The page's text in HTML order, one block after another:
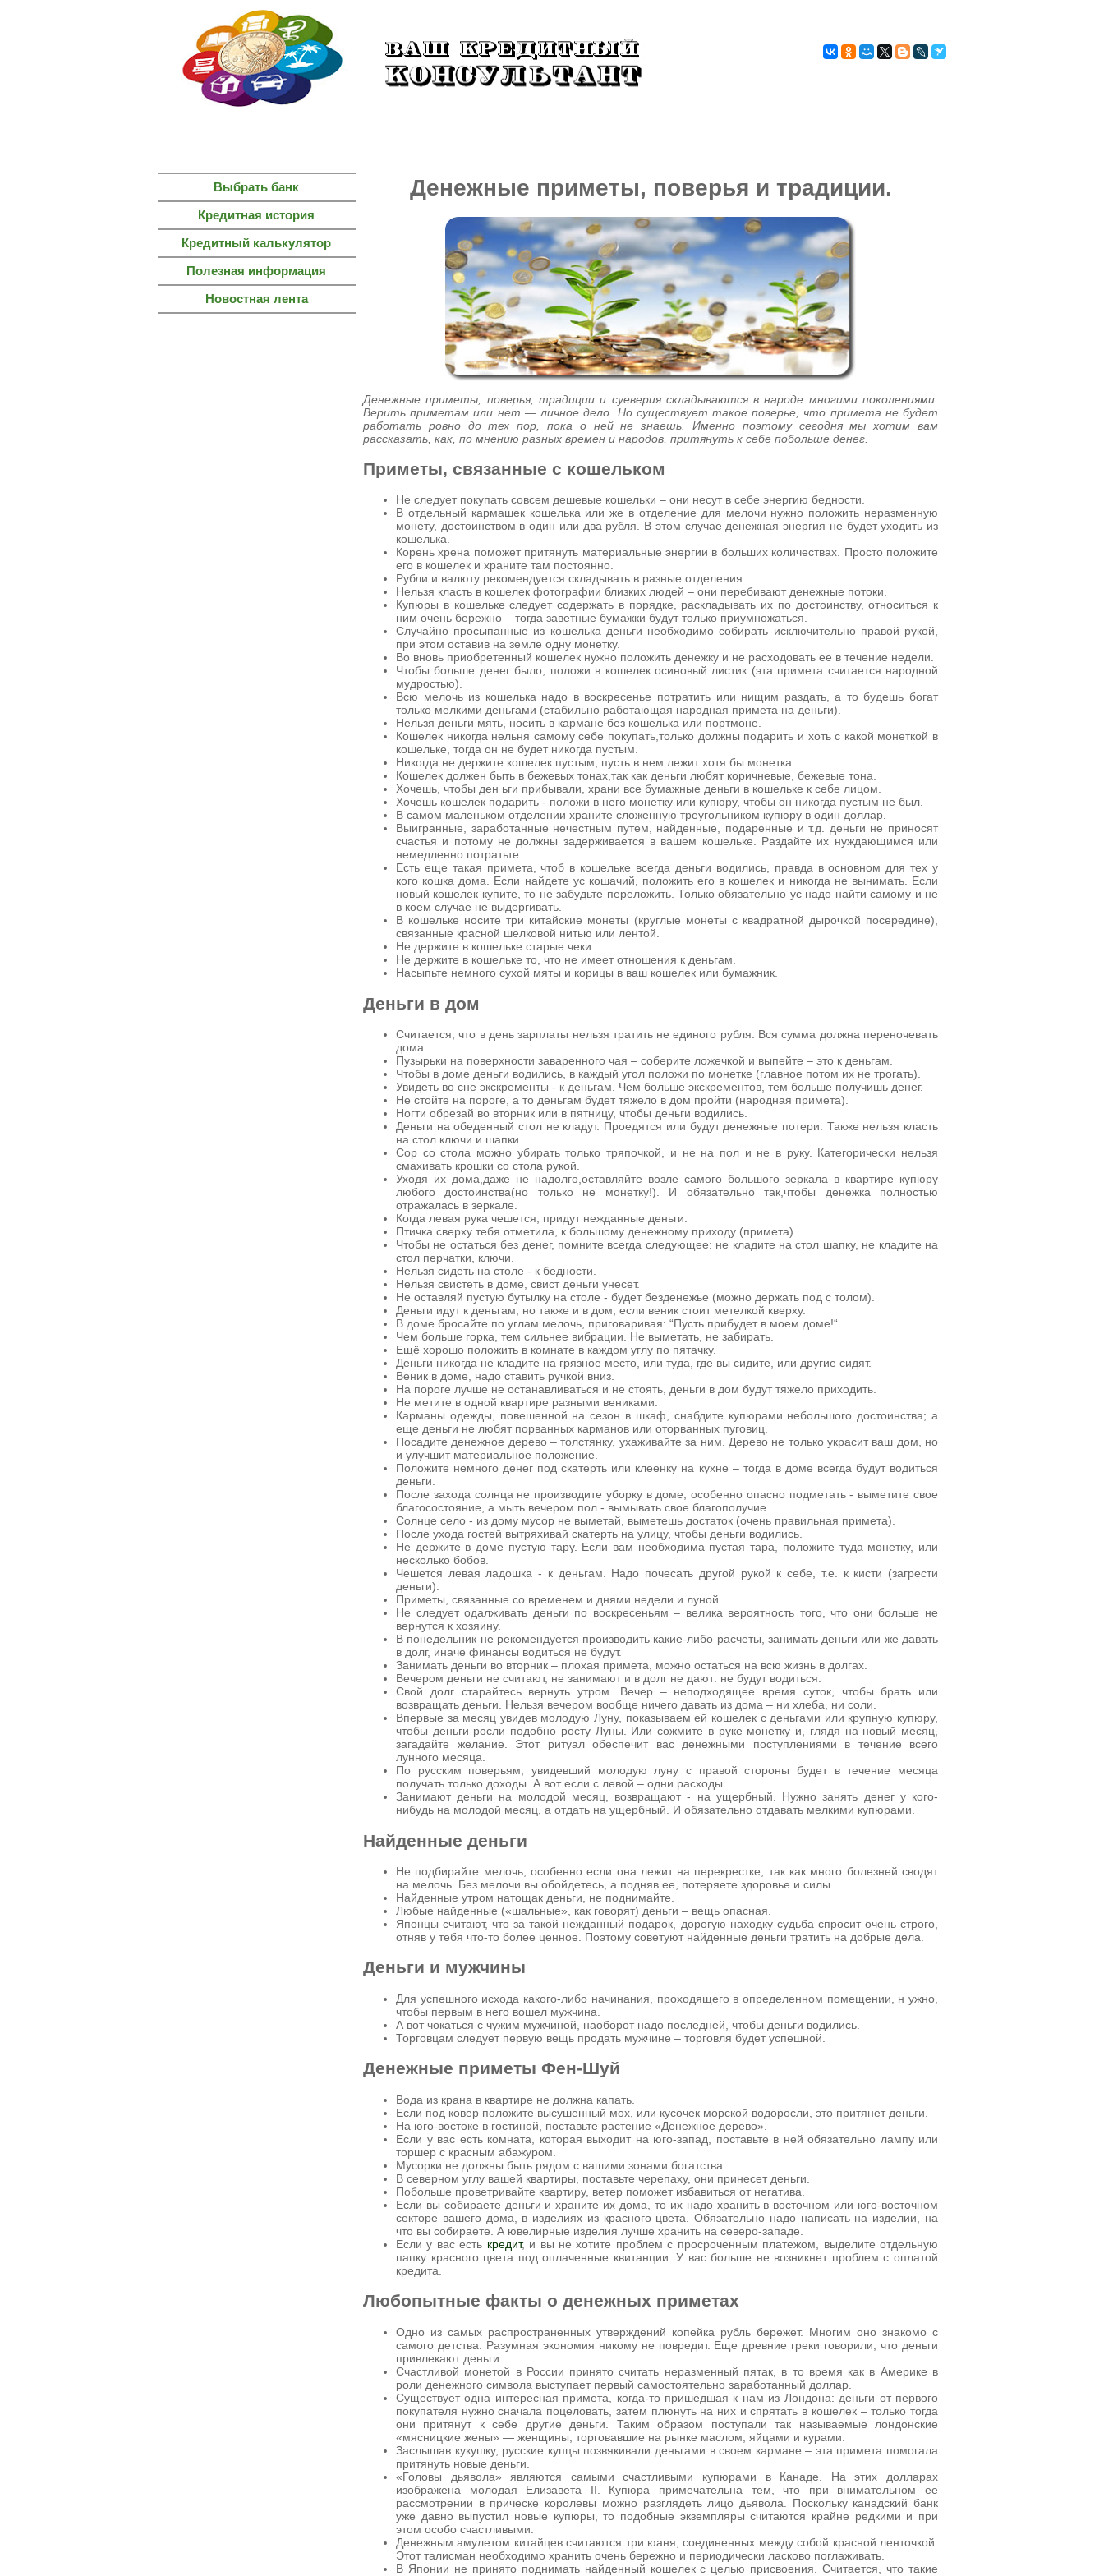
Выбрать банк
Кредитная история
Кредитный калькулятор
Полезная информация
Новостная лента
Денежные приметы, поверья и традиции.
Денежные приметы, поверья, традиции и суеверия складываются в народе многими поколениями.
Верить приметам или нет — личное дело. Но существует такое поверье, что примета не будет
работать ровно до тех пор, пока о ней не знаешь. Именно поэтому сегодня мы хотим вам
рассказать, как, по мнению разных времен и народов, притянуть к себе побольше денег.
Приметы, связанные с кошельком
Не следует покупать совсем дешевые кошельки – они несут в себе энергию бедности.
В отдельный кармашек кошелька или же в отделение для мелочи нужно положить неразменную
монету, достоинством в один или два рубля. В этом случае денежная энергия не будет уходить из
кошелька.
Корень хрена поможет притянуть материальные энергии в больших количествах. Просто положите
его в кошелек и храните там постоянно.
Рубли и валюту рекомендуется складывать в разные отделения.
Нельзя класть в кошелек фотографии близких людей – они перебивают денежные потоки.
Купюры в кошельке следует содержать в порядке, раскладывать их по достоинству, относиться к
ним очень бережно – тогда заветные бумажки будут только приумножаться.
Случайно просыпанные из кошелька деньги необходимо собирать исключительно правой рукой,
при этом оставив на земле одну монетку.
Во вновь приобретенный кошелек нужно положить денежку и не расходовать ее в течение недели.
Чтобы больше денег было, положи в кошелек осиновый листик (эта примета считается народной
мудростью).
Всю мелочь из кошелька надо в воскресенье потратить или нищим раздать, а то будешь богат
только мелкими деньгами (стабильно работающая народная примета на деньги).
Нельзя деньги мять, носить в кармане без кошелька или портмоне.
Кошелек никогда нельня самому себе покупать,только должны подарить и хоть с какой монеткой в
кошельке, тогда он не будет никогда пустым.
Никогда не держите кошелек пустым, пусть в нем лежит хотя бы монетка.
Кошелек должен быть в бежевых тонах,так как деньги любят коричневые, бежевые тона.
Хочешь, чтобы ден ьги прибывали, храни все бумажные деньги в кошельке к себе лицом.
Хочешь кошелек подарить - положи в него монетку или купюру, чтобы он никогда пустым не был.
В самом маленьком отделении храните сложенную треугольником купюру в один доллар.
Выигранные, заработанные нечестным путем, найденные, подаренные и т.д. деньги не приносят
счастья и потому не должны задерживается в вашем кошельке. Раздайте их нуждающимся или
немедленно потратьте.
Есть еще такая примета, чтоб в кошельке всегда деньги водились, правда в основном для тех у
кого кошка дома. Если найдете ус кошачий, положить его в кошелек и никогда не вынимать. Если
новый кошелек купите, то не забудьте переложить. Только обязательно ус надо найти самому и не
в коем случае не выдергивать.
В кошельке носите три китайские монеты (круглые монеты с квадратной дырочкой посередине),
связанные красной шелковой нитью или лентой.
Не держите в кошельке старые чеки.
Не держите в кошельке то, что не имеет отношения к деньгам.
Насыпьте немного сухой мяты и корицы в ваш кошелек или бумажник.
Деньги в дом
Считается, что в день зарплаты нельзя тратить не единого рубля. Вся сумма должна переночевать
дома.
Пузырьки на поверхности заваренного чая – соберите ложечкой и выпейте – это к деньгам.
Чтобы в доме деньги водились, в каждый угол положи по монетке (главное потом их не трогать).
Увидеть во сне экскременты - к деньгам. Чем больше экскрементов, тем больше получишь денег.
Не стойте на пороге, а то деньгам будет тяжело в дом пройти (народная примета).
Ногти обрезай во вторник или в пятницу, чтобы деньги водились.
Деньги на обеденный стол не кладут. Проедятся или будут денежные потери. Также нельзя класть
на стол ключи и шапки.
Сор со стола можно убирать только тряпочкой, и не на пол и не в руку. Категорически нельзя
смахивать крошки со стола рукой.
Уходя их дома,даже не надолго,оставляйте возле самого большого зеркала в квартире купюру
любого достоинства(но только не монетку!). И обязательно так,чтобы денежка полностью
отражалась в зеркале.
Когда левая рука чешется, придут нежданные деньги.
Птичка сверху тебя отметила, к большому денежному приходу (примета).
Чтобы не остаться без денег, помните всегда следующее: не кладите на стол шапку, не кладите на
стол перчатки, ключи.
Нельзя сидеть на столе - к бедности.
Нельзя свистеть в доме, свист деньги унесет.
Не оставляй пустую бутылку на столе - будет безденежье (можно держать под с толом).
Деньги идут к деньгам, но также и в дом, если веник стоит метелкой кверху.
В доме бросайте по углам мелочь, приговаривая: “Пусть прибудет в моем доме!“
Чем больше горка, тем сильнее вибрации. Не выметать, не забирать.
Ещё хорошо положить в комнате в каждом углу по пятачку.
Деньги никогда не кладите на грязное место, или туда, где вы сидите, или другие сидят.
Веник в доме, надо ставить ручкой вниз.
На пороге лучше не останавливаться и не стоять, деньги в дом будут тяжело приходить.
Не метите в одной квартире разными вениками.
Карманы одежды, повешенной на сезон в шкаф, снабдите купюрами небольшого достоинства; а
еще деньги не любят порванных карманов или оторванных пуговиц.
Посадите денежное дерево – толстянку, ухаживайте за ним. Дерево не только украсит ваш дом, но
и улучшит материальное положение.
Положите немного денег под скатерть или клеенку на кухне – тогда в доме всегда будут водиться
деньги.
После захода солнца не производите уборку в доме, особенно опасно подметать - выметите свое
благосостояние, а мыть вечером пол - вымывать свое благополучие.
Солнце село - из дому мусор не выметай, выметешь достаток (очень правильная примета).
После ухода гостей вытряхивай скатерть на улицу, чтобы деньги водились.
Не держите в доме пустую тару. Если вам необходима пустая тара, положите туда монетку, или
несколько бобов.
Чешется левая ладошка - к деньгам. Надо почесать другой рукой к себе, т.е. к кисти (загрести
деньги).
Приметы, связанные со временем и днями недели и луной.
Не следует одалживать деньги по воскресеньям – велика вероятность того, что они больше не
вернутся к хозяину.
В понедельник не рекомендуется производить какие-либо расчеты, занимать деньги или же давать
в долг, иначе финансы водиться не будут.
Занимать деньги во вторник – плохая примета, можно остаться на всю жизнь в долгах.
Вечером деньги не считают, не занимают и в долг не дают: не будут водиться.
Свой долг старайтесь вернуть утром. Вечер – неподходящее время суток, чтобы брать или
возвращать деньги. Нельзя вечером вообще ничего давать из дома – ни хлеба, ни соли.
Впервые за месяц увидев молодую Луну, показываем ей кошелек с деньгами или крупную купюру,
чтобы деньги росли подобно росту Луны. Или сожмите в руке монетку и, глядя на новый месяц,
загадайте желание. Этот ритуал обеспечит вас денежными поступлениями в течение всего
лунного месяца.
По русским поверьям, увидевший молодую луну с правой стороны будет в течение месяца
получать только доходы. А вот если с левой – одни расходы.
Занимают деньги на молодой месяц, возвращают - на ущербный. Нужно занять денег у кого-
нибудь на молодой месяц, а отдать на ущербный. И обязательно отдавать мелкими купюрами.
Найденные деньги
Не подбирайте мелочь, особенно если она лежит на перекрестке, так как много болезней сводят
на мелочь. Без мелочи вы обойдетесь, а подняв ее, потеряете здоровье и силы.
Найденные утром натощак деньги, не поднимайте.
Любые найденные («шальные», как говорят) деньги – вещь опасная.
Японцы считают, что за такой нежданный подарок, дорогую находку судьба спросит очень строго,
отняв у тебя что-то более ценное. Поэтому советуют найденные деньги тратить на добрые дела.
Деньги и мужчины
Для успешного исхода какого-либо начинания, проходящего в определенном помещении, н ужно,
чтобы первым в него вошел мужчина.
А вот чокаться с чужим мужчиной, наоборот надо последней, чтобы деньги водились.
Торговцам следует первую вещь продать мужчине – торговля будет успешной.
Денежные приметы Фен-Шуй
Вода из крана в квартире не должна капать.
Если под ковер положите высушенный мох, или кусочек морской водоросли, это притянет деньги.
На юго-востоке в гостиной, поставьте растение «Денежное дерево».
Если у вас есть комната, которая выходит на юго-запад, поставьте в ней обязательно лампу или
торшер с красным абажуром.
Мусорки не должны быть рядом с вашими зонами богатства.
В северном углу вашей квартиры, поставьте черепаху, они принесет деньги.
Побольше проветривайте квартиру, ветер поможет избавиться от негатива.
Если вы собираете деньги и храните их дома, то их надо хранить в восточном или юго-восточном
секторе вашего дома, в изделиях из красного цвета. Обязательно надо написать на изделии, на
что вы собираете. А ювелирные изделия лучше хранить на северо-западе.
Если у вас есть кредит, и вы не хотите проблем с просроченным платежом, выделите отдельную
папку красного цвета под оплаченные квитанции. У вас больше не возникнет проблем с оплатой
кредита.
Любопытные факты о денежных приметах
Одно из самых распространенных утверждений копейка рубль бережет. Многим оно знакомо с
самого детства. Разумная экономия никому не повредит. Еще древние греки говорили, что деньги
привлекают деньги.
Счастливой монетой в России принято считать неразменный пятак, в то время как в Америке в
роли денежного символа выступает первый самостоятельно заработанный доллар.
Существует одна интересная примета, когда-то пришедшая к нам из Лондона: деньги от первого
покупателя нужно сначала поцеловать, затем плюнуть на них и спрятать в кошелек – только тогда
они притянут к себе другие деньги. Таким образом поступали так называемые лондонские
«мясницкие жены» — женщины, торговавшие на рынке маслом, яйцами и курами.
Заслышав кукушку, русские купцы позвякивали деньгами в своем кармане – эта примета помогала
притянуть новые деньги.
«Головы дьявола» являются самыми счастливыми купюрами в Канаде. На этих долларах
изображена молодая Елизавета II. Купюра примечательна тем, что при внимательном ее
рассмотрении в прическе королевы можно разглядеть лицо дьявола. Поскольку канадский банк
уже давно выпустил новые купюры, то подобные экземпляры считаются крайне редкими и при
этом особо счастливыми.
Денежным амулетом китайцев считаются три юаня, соединенных между собой красной ленточкой.
Этот талисман необходимо хранить очень бережно и периодически ласково поглаживать.
В Японии не принято поднимать найденный кошелек с целью присвоения. Считается, что такие